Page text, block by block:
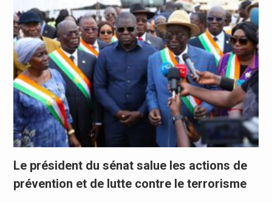
Le président du sénat salue les actions de
prévention et de lutte contre le terrorisme